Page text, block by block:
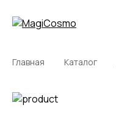
Главная Каталог